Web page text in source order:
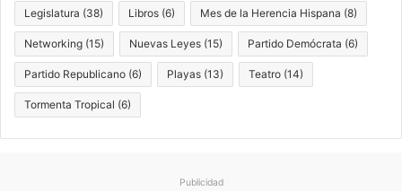
Legislatura (38) Libros (6) Mes de la Herencia Hispana (8)
Networking (15) Nuevas Leyes (15) Partido Demócrata (6)
Partido Republicano (6) Playas (13) Teatro (14)
Tormenta Tropical (6)
Publicidad